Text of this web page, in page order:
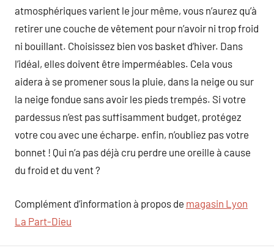
atmosphériques varient le jour même, vous n’aurez qu’à
retirer une couche de vêtement pour n’avoir ni trop froid
ni bouillant. Choisissez bien vos basket d’hiver. Dans
l’idéal, elles doivent être imperméables. Cela vous
aidera à se promener sous la pluie, dans la neige ou sur
la neige fondue sans avoir les pieds trempés. Si votre
pardessus n’est pas suffisamment budget, protégez
votre cou avec une écharpe. enfin, n’oubliez pas votre
bonnet ! Qui n’a pas déjà cru perdre une oreille à cause
du froid et du vent ?
Complément d’information à propos de magasin Lyon
La Part-Dieu